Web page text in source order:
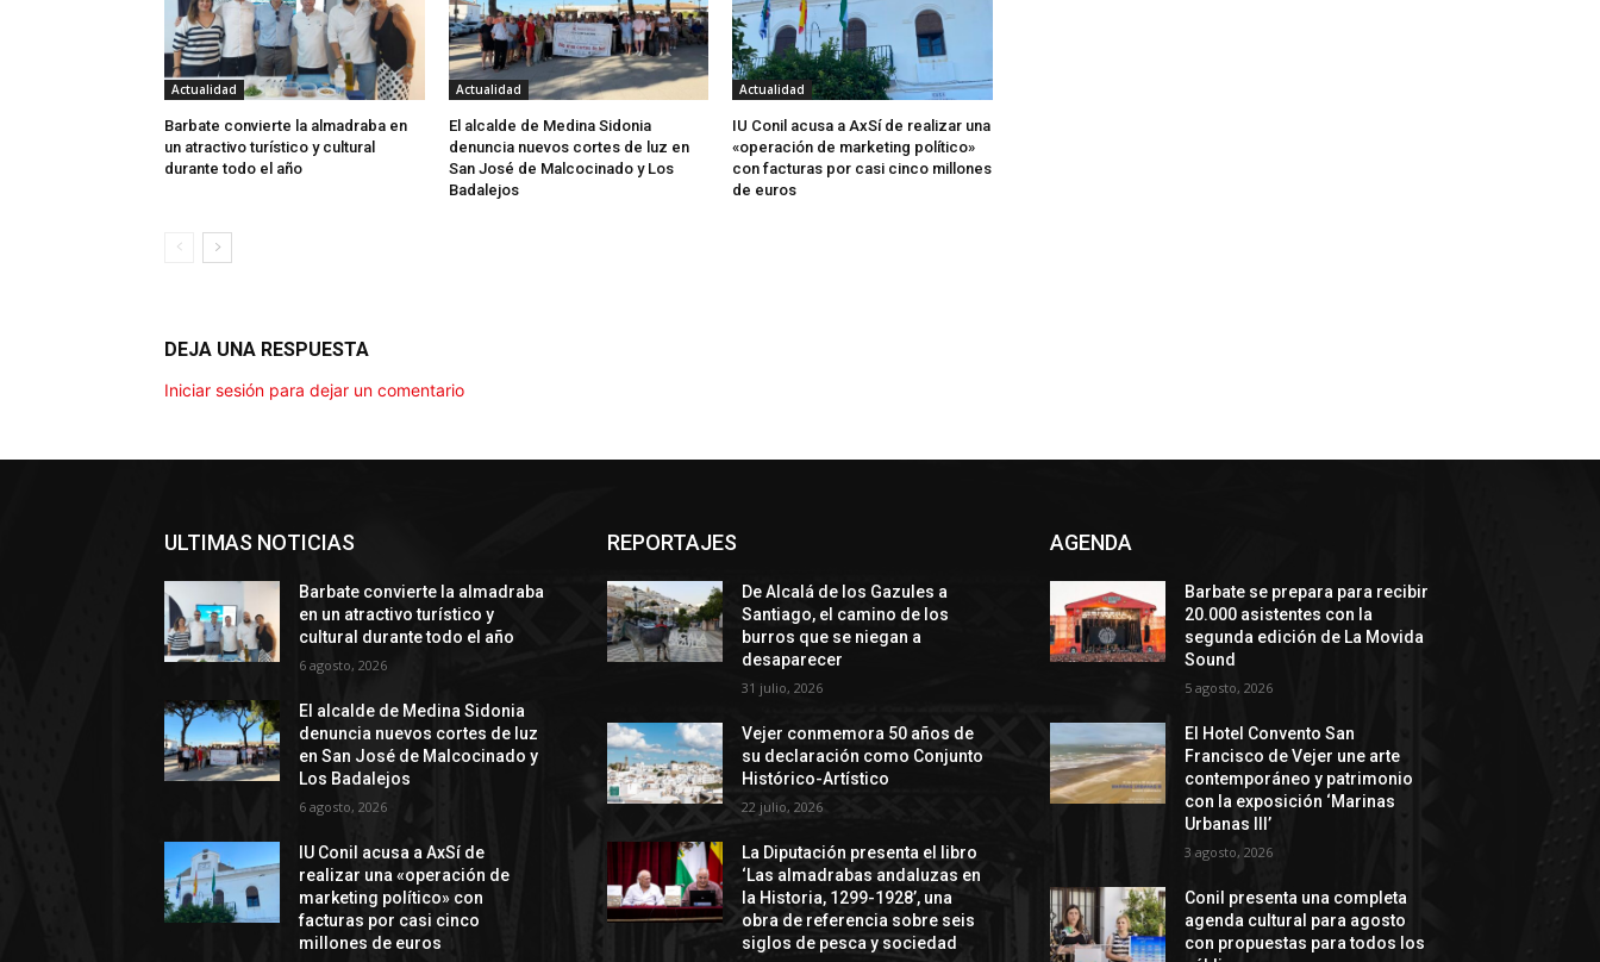
Actualidad
Barbate convierte la almadraba en
un atractivo turístico y cultural
durante todo el año
Actualidad
El alcalde de Medina Sidonia
denuncia nuevos cortes de luz en
San José de Malcocinado y Los
Badalejos
Actualidad
IU Conil acusa a AxSí de realizar una
«operación de marketing político»
con facturas por casi cinco millones
de euros
DEJA UNA RESPUESTA
Iniciar sesión para dejar un comentario
ULTIMAS NOTICIAS
Barbate convierte la almadraba
en un atractivo turístico y
cultural durante todo el año
6 agosto, 2026
El alcalde de Medina Sidonia
denuncia nuevos cortes de luz
en San José de Malcocinado y
Los Badalejos
6 agosto, 2026
IU Conil acusa a AxSí de
realizar una «operación de
marketing político» con
facturas por casi cinco
millones de euros
REPORTAJES
De Alcalá de los Gazules a
Santiago, el camino de los
burros que se niegan a
desaparecer
31 julio, 2026
Vejer conmemora 50 años de
su declaración como Conjunto
Histórico-Artístico
22 julio, 2026
La Diputación presenta el libro
‘Las almadrabas andaluzas en
la Historia, 1299-1928’, una
obra de referencia sobre seis
siglos de pesca y sociedad
AGENDA
Barbate se prepara para recibir
20.000 asistentes con la
segunda edición de La Movida
Sound
5 agosto, 2026
El Hotel Convento San
Francisco de Vejer une arte
contemporáneo y patrimonio
con la exposición ‘Marinas
Urbanas III’
3 agosto, 2026
Conil presenta una completa
agenda cultural para agosto
con propuestas para todos los